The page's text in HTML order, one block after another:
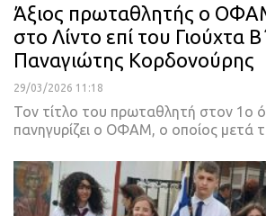
Άξιος πρωταθλητής ο
στο Λίντο επί του Γιούχτα
Παναγιώτης Κορδονούρης
29/03/2026 11:18
Τον τίτλο του πρωταθλητή στον 1ο
πανηγυρίζει ο ΟΦΑΜ, ο οποίος μετά